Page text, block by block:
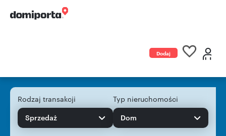
Dodaj
Rodzaj transakcji
Sprzedaż
Typ nieruchomości
Dom